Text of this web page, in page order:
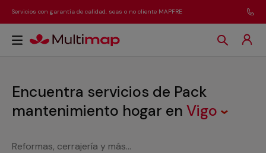
Servicios con garantía de calidad, seas o no cliente MAPFRE
Encuentra servicios de Pack
mantenimiento hogar en Vigo
Reformas, cerrajería y más...